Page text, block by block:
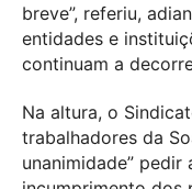
breve”, referiu,
entidades e
continuam a
Na altura, o
trabalhadores da
unanimidade”